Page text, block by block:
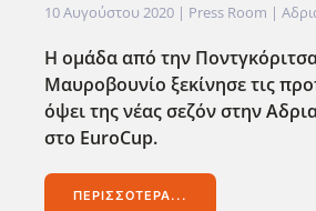
10 Αυγούστου 2020| Press Room |
Η ομάδα από την
Μαυροβουνίο ξεκίνησε τις
όψει της νέας σεζόν στην
στο EuroCup.
ΠΕΡΙΣΣΌΤΕΡΑ...